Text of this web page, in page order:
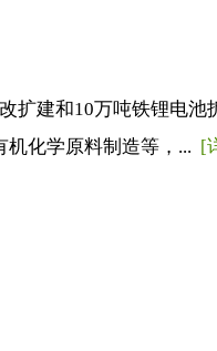
建和10万吨铁锂电池
化学原料制造等，... [